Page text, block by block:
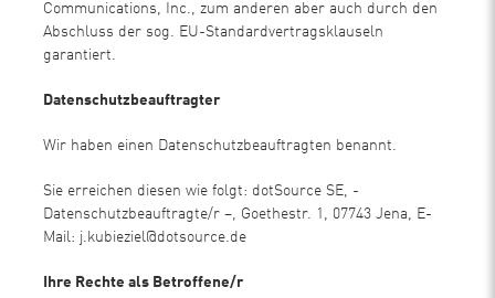
Communications, Inc., zum anderen aber auch durch den
Abschluss der sog. EU-Standardvertragsklauseln
garantiert.
Datenschutzbeauftragter
Wir haben einen Datenschutzbeauftragten benannt.
Sie erreichen diesen wie folgt: dotSource SE, -
Datenschutzbeauftragte/r –, Goethestr. 1, 07743 Jena, E-
Mail: j.kubieziel@dotsource.de
Ihre Rechte als Betroffene/r